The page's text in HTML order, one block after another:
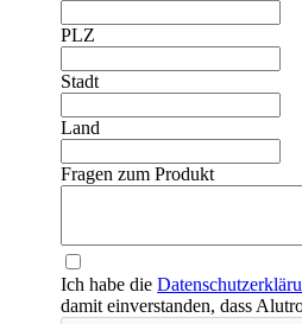
PLZ
Stadt
Land
Fragen zum Produkt
Ich habe die
damit einverstanden, dass